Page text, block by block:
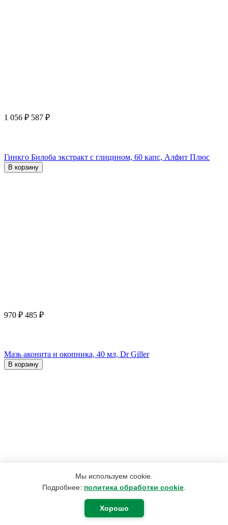
Мы используем cookie.
Подробнее: политика обработки cookie
Хорошо
1 056 ₽ 587 ₽
Гинкго Билоба экстракт с глицином, 60 капс, Алфит Плюс
В корзину
970 ₽ 485 ₽
Мазь аконита и окопника, 40 мл, Dr Giller
В корзину